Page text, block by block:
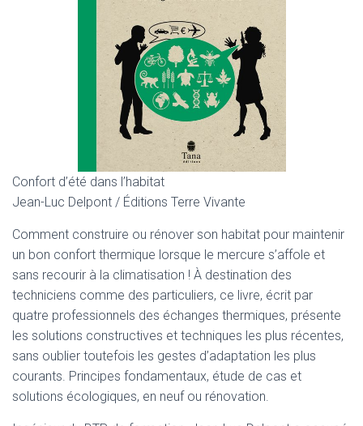
Confort d’été dans l’habitat
Jean-Luc Delpont / Éditions Terre Vivante
Comment construire ou rénover son habitat pour maintenir
un bon confort thermique lorsque le mercure s’affole et
sans recourir à la climatisation ! À destination des
techniciens comme des particuliers, ce livre, écrit par
quatre professionnels des échanges thermiques, présente
les solutions constructives et techniques les plus récentes,
sans oublier toutefois les gestes d’adaptation les plus
courants. Principes fondamentaux, étude de cas et
solutions écologiques, en neuf ou rénovation.